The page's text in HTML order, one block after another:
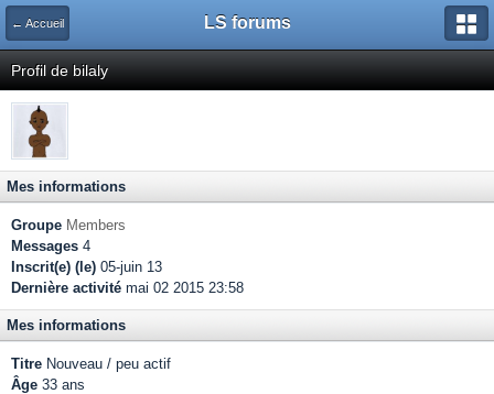
← Accueil LS forums
Profil de bilaly
Mes informations
Groupe Members
Messages 4
Inscrit(e) (le) 05-juin 13
Dernière activité mai 02 2015 23:58
Mes informations
Titre Nouveau / peu actif
Âge 33 ans